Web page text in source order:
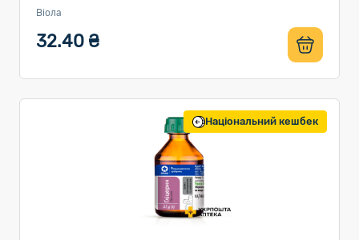
Віола
32.40 ₴
Національний кешбек